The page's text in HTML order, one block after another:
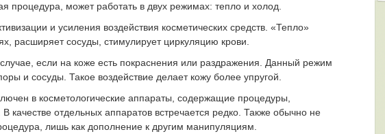
процедура, может работать в двух режимах: тепло и холод.
и усиления воздействия косметических средств. «Тепло»
расширяет сосуды, стимулирует циркуляцию крови.
если на коже есть покраснения или раздражения. Данный режим
и сосуды. Такое воздействие делает кожу более упругой.
в косметологические аппараты, содержащие процедуры,
отдельных аппаратов встречается редко. Также обычно не
лишь как дополнение к другим манипуляциям.